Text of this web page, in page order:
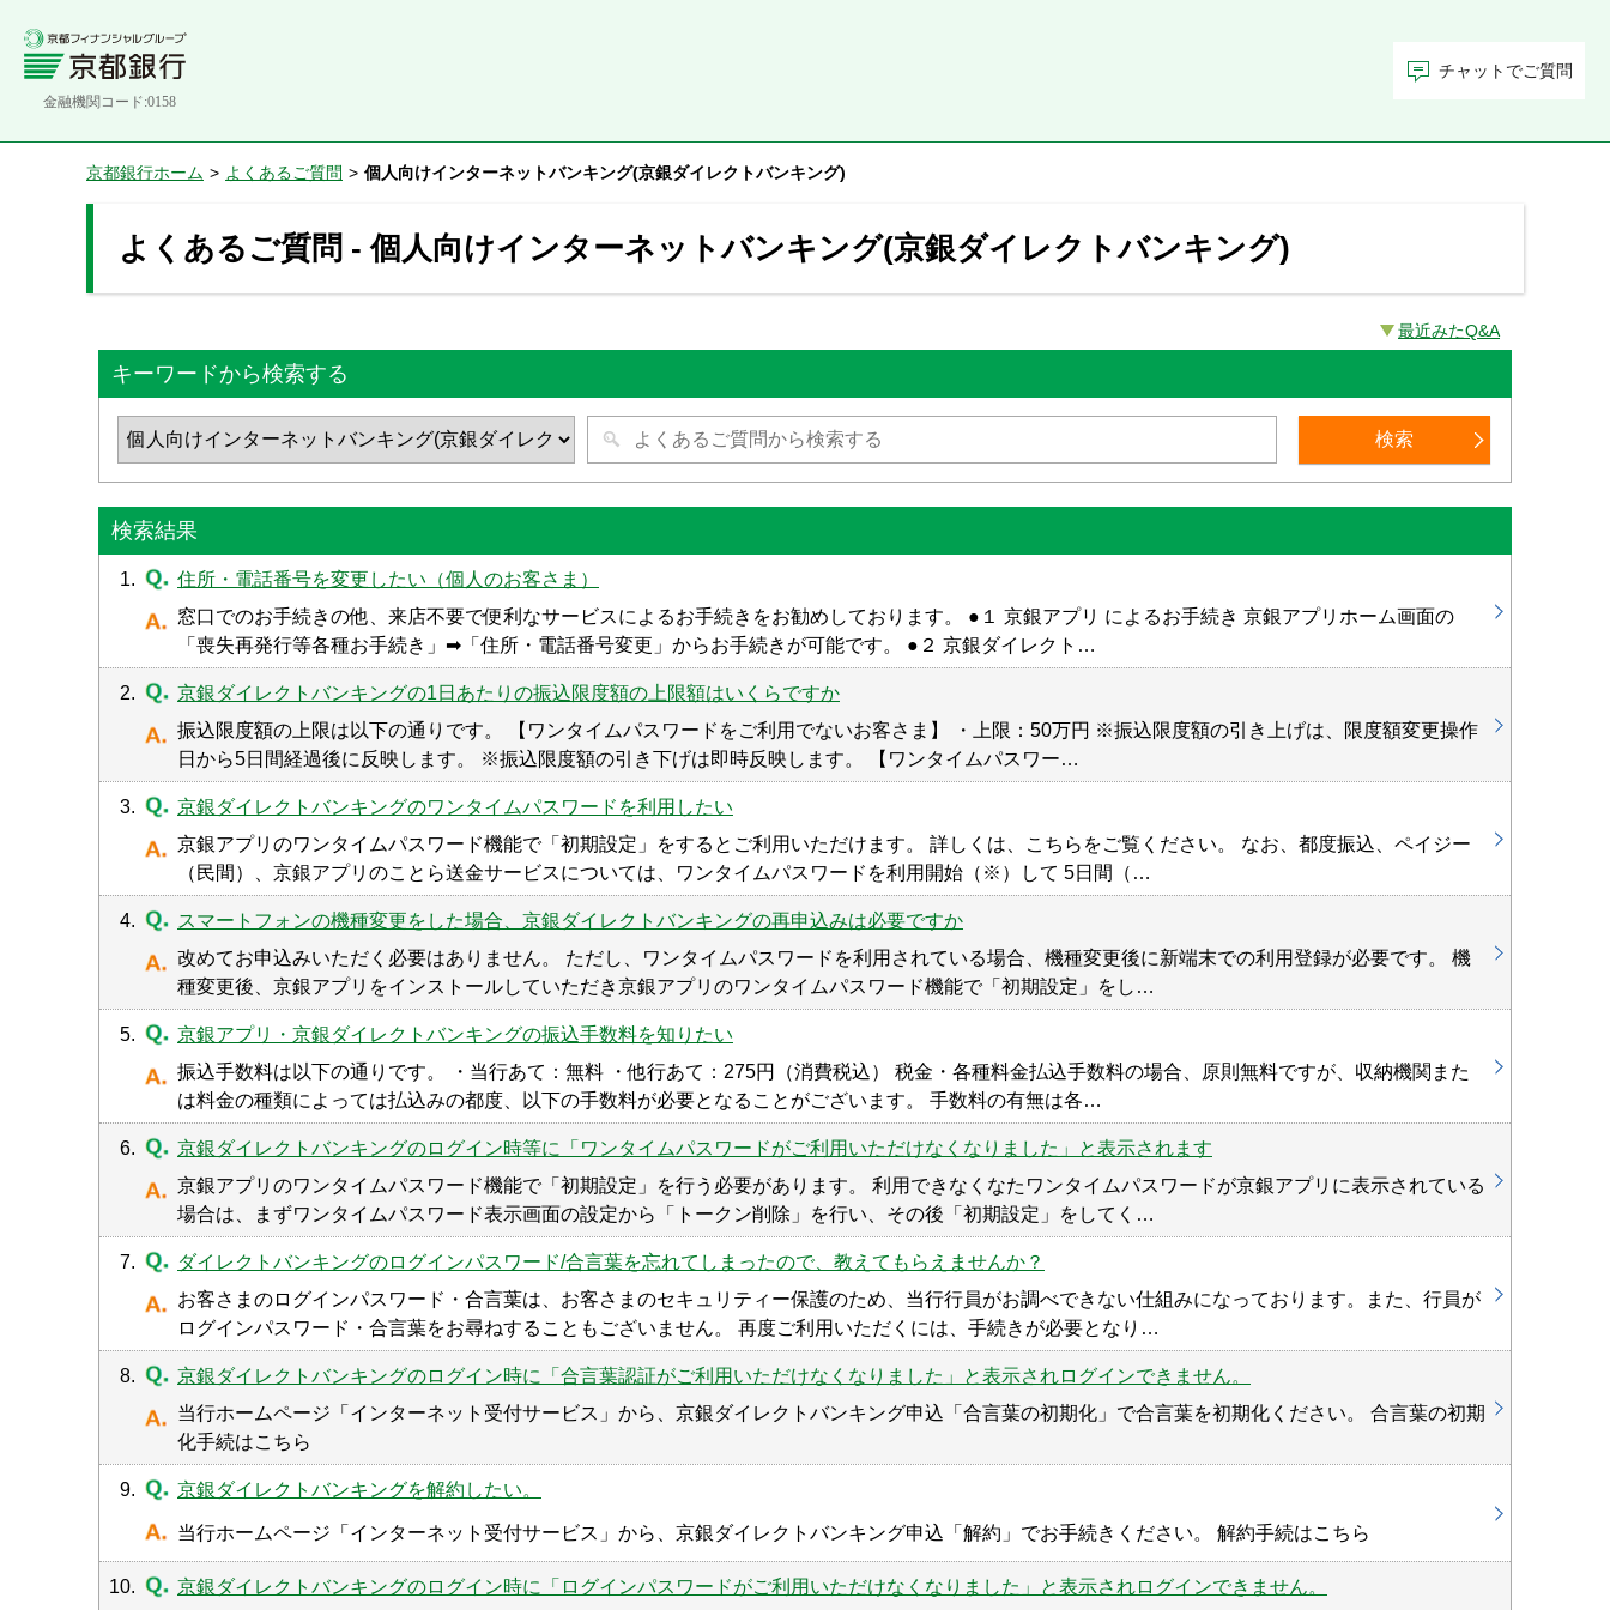
金融機関コード:0158
チャットでご質問
京都銀行ホーム > よくあるご質問 > 個人向けインターネットバンキング(京銀ダイレクトバンキング)
よくあるご質問 - 個人向けインターネットバンキング(京銀ダイレクトバンキング)
最近みたQ&A
キーワードから検索する
検索結果
1.
住所・電話番号を変更したい（個人のお客さま）
窓口でのお手続きの他、来店不要で便利なサービスによるお手続きをお勧めしております。 ●１ 京銀アプリ によるお手続き 京銀アプリホーム画面の
「喪失再発行等各種お手続き」➡「住所・電話番号変更」からお手続きが可能です。 ●２ 京銀ダイレクト…
2.
京銀ダイレクトバンキングの1日あたりの振込限度額の上限額はいくらですか
振込限度額の上限は以下の通りです。 【ワンタイムパスワードをご利用でないお客さま】 ・上限：50万円 ※振込限度額の引き上げは、限度額変更操作
日から5日間経過後に反映します。 ※振込限度額の引き下げは即時反映します。 【ワンタイムパスワー…
3.
京銀ダイレクトバンキングのワンタイムパスワードを利用したい
京銀アプリのワンタイムパスワード機能で「初期設定」をするとご利用いただけます。 詳しくは、こちらをご覧ください。 なお、都度振込、ペイジー
（民間）、京銀アプリのことら送金サービスについては、ワンタイムパスワードを利用開始（※）して 5日間（…
4.
スマートフォンの機種変更をした場合、京銀ダイレクトバンキングの再申込みは必要ですか
改めてお申込みいただく必要はありません。 ただし、ワンタイムパスワードを利用されている場合、機種変更後に新端末での利用登録が必要です。 機
種変更後、京銀アプリをインストールしていただき京銀アプリのワンタイムパスワード機能で「初期設定」をし…
5.
京銀アプリ・京銀ダイレクトバンキングの振込手数料を知りたい
振込手数料は以下の通りです。 ・当行あて：無料 ・他行あて：275円（消費税込） 税金・各種料金払込手数料の場合、原則無料ですが、収納機関また
は料金の種類によっては払込みの都度、以下の手数料が必要となることがございます。 手数料の有無は各…
6.
京銀ダイレクトバンキングのログイン時等に「ワンタイムパスワードがご利用いただけなくなりました」と表示されます
京銀アプリのワンタイムパスワード機能で「初期設定」を行う必要があります。 利用できなくなたワンタイムパスワードが京銀アプリに表示されている
場合は、まずワンタイムパスワード表示画面の設定から「トークン削除」を行い、その後「初期設定」をしてく…
7.
ダイレクトバンキングのログインパスワード/合言葉を忘れてしまったので、教えてもらえませんか？
お客さまのログインパスワード・合言葉は、お客さまのセキュリティー保護のため、当行行員がお調べできない仕組みになっております。また、行員が
ログインパスワード・合言葉をお尋ねすることもございません。 再度ご利用いただくには、手続きが必要となり…
8.
京銀ダイレクトバンキングのログイン時に「合言葉認証がご利用いただけなくなりました」と表示されログインできません。
当行ホームページ「インターネット受付サービス」から、京銀ダイレクトバンキング申込「合言葉の初期化」で合言葉を初期化ください。 合言葉の初期
化手続はこちら
9. 京銀ダイレクトバンキングを解約したい。
当行ホームページ「インターネット受付サービス」から、京銀ダイレクトバンキング申込「解約」でお手続きください。 解約手続はこちら
10. 京銀ダイレクトバンキングのログイン時に「ログインパスワードがご利用いただけなくなりました」と表示されログインできません。